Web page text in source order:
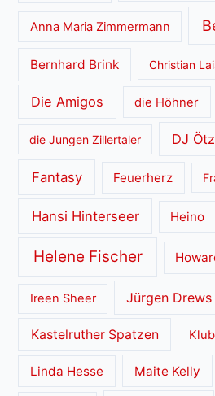
Anna Maria Zimmermann
Bernhard Brink Christian
Die Amigos die Höhner
die Jungen Zillertaler DJ
Fantasy Feuerherz
Hansi Hinterseer Heino
Helene Fischer
Ireen Sheer Jürgen Drews
Kastelruther Spatzen
Linda Hesse Maite Kelly